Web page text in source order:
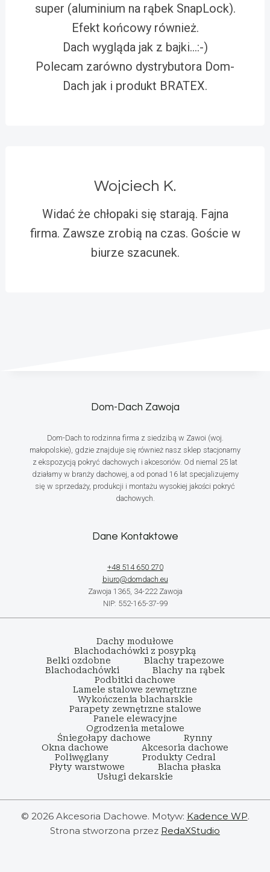
super (aluminium na rąbek SnapLock).
Efekt końcowy również.
Dach wygląda jak z bajki…:-)
Polecam zarówno dystrybutora Dom-
Dach jak i produkt BRATEX.
Wojciech K.
Widać że chłopaki się starają. Fajna
firma. Zawsze zrobią na czas. Goście w
biurze szacunek.
Dom-Dach Zawoja
Dom-Dach to rodzinna firma z siedzibą w Zawoi (woj.
małopolskie), gdzie znajduje się również nasz sklep stacjonarny
z ekspozycją pokryć dachowych i akcesoriów. Od niemal 25 lat
działamy w branży dachowej, a od ponad 16 lat specjalizujemy
się w sprzedaży, produkcji i montażu wysokiej jakości pokryć
dachowych.
Dane Kontaktowe
+48 514 650 270
biuro@domdach.eu
Zawoja 1365, 34-222 Zawoja
NIP: 552-165-37-99
Dachy modułowe
Blachodachówki z posypką
Belki ozdobne
Blachy trapezowe
Blachodachówki
Blachy na rąbek
Podbitki dachowe
Lamele stalowe zewnętrzne
Wykończenia blacharskie
Parapety zewnętrzne stalowe
Panele elewacyjne
Ogrodzenia metalowe
Śniegołapy dachowe
Rynny
Okna dachowe
Akcesoria dachowe
Poliwęglany
Produkty Cedral
Płyty warstwowe
Blacha płaska
Usługi dekarskie
© 2026 Akcesoria Dachowe. Motyw: Kadence WP.
Strona stworzona przez RedaXStudio